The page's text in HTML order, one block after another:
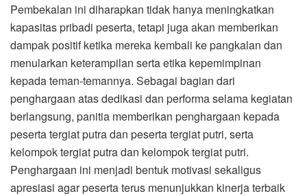
Pembekalan ini diharapkan tidak hanya meningkatkan
kapasitas pribadi peserta, tetapi juga akan memberikan
dampak positif ketika mereka kembali ke pangkalan dan
menularkan keterampilan serta etika kepemimpinan
kepada teman-temannya. Sebagai bagian dari
penghargaan atas dedikasi dan performa selama kegiatan
berlangsung, panitia memberikan penghargaan kepada
peserta tergiat putra dan peserta tergiat putri, serta
kelompok tergiat putra dan kelompok tergiat putri.
Penghargaan ini menjadi bentuk motivasi sekaligus
apresiasi agar peserta terus menunjukkan kinerja terbaik